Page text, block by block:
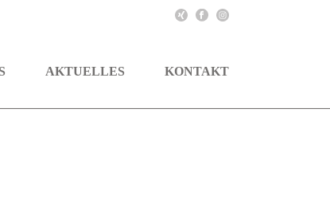
AKTUELLES KONTAKT